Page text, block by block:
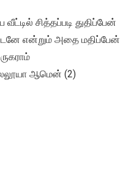
சித்தப்படி துதிப்பேன்
என்றும் அதை மதிப்பேன்
ஆமென் (2)